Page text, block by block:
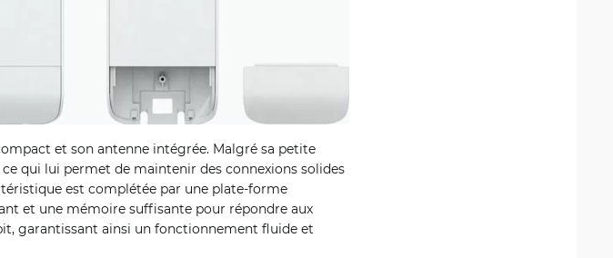
et son antenne intégrée. Malgré sa petite
qui lui permet de maintenir des connexions solides
est complétée par une plate-forme
et une mémoire suffisante pour répondre aux
garantissant ainsi un fonctionnement fluide et